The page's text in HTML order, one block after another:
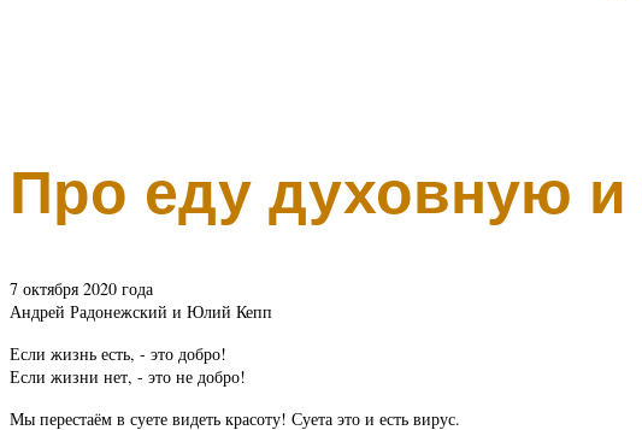
Про еду духовную
7 октября 2020 года
Андрей Радонежский и Юлий Кепп
Если жизнь есть, - это добро!
Если жизни нет, - это не добро!
Мы перестаём в суете видеть красоту! Суета это и есть вирус.